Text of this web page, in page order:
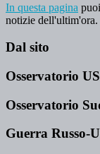
In questa pagina
notizie dell'ultim'ora.
Dal sito
Osservatorio
Osservatorio
Guerra Russo-